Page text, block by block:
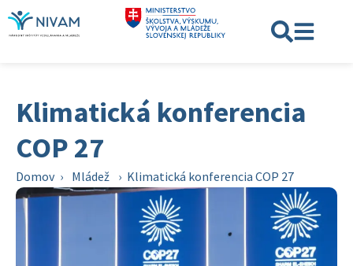
Klimatická konferencia
COP 27
Domov › Mládež › Klimatická konferencia COP 27